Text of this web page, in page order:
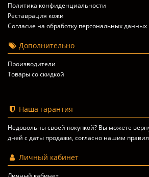
Политика конфиденциальности
Реставрация кожи
Согласие на обработку персональных данных
Дополнительно
Производители
Товары со скидкой
Наша гарантия
Недовольны своей покупкой? Вы можете
дней с даты продажи, согласно нашим
Личный кабинет